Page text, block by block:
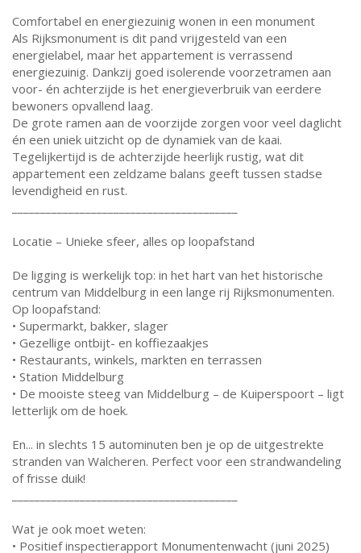
Comfortabel en energiezuinig wonen in een monument
Als Rijksmonument is dit pand vrijgesteld van een
energielabel, maar het appartement is verrassend
energiezuinig. Dankzij goed isolerende voorzetramen aan
voor- én achterzijde is het energieverbruik van eerdere
bewoners opvallend laag.
De grote ramen aan de voorzijde zorgen voor veel daglicht
én een uniek uitzicht op de dynamiek van de kaai.
Tegelijkertijd is de achterzijde heerlijk rustig, wat dit
appartement een zeldzame balans geeft tussen stadse
levendigheid en rust.
Locatie – Unieke sfeer, alles op loopafstand
De ligging is werkelijk top: in het hart van het historische
centrum van Middelburg in een lange rij Rijksmonumenten.
Op loopafstand:
• Supermarkt, bakker, slager
• Gezellige ontbijt- en koffiezaakjes
• Restaurants, winkels, markten en terrassen
• Station Middelburg
• De mooiste steeg van Middelburg – de Kuiperspoort – ligt
letterlijk om de hoek.
En... in slechts 15 autominuten ben je op de uitgestrekte
stranden van Walcheren. Perfect voor een strandwandeling
of frisse duik!
Wat je ook moet weten:
• Positief inspectierapport Monumentenwacht (juni 2025)